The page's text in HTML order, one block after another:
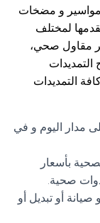
مواسير و مضخات
لمختلف
مقاول صحي،
التمديدات
مدار اليوم و في
بأسعار
صحية.
أو تبديل أو